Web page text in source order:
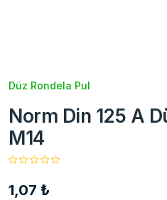
Düz Rondela Pul
Norm Din 125 A
M14
1,07 ₺